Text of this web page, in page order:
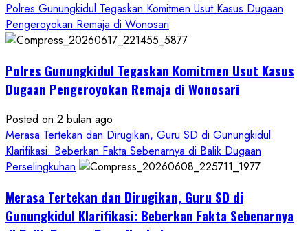
Polres Gunungkidul Tegaskan Komitmen Usut Kasus Dugaan
Pengeroyokan Remaja di Wonosari
Polres Gunungkidul Tegaskan Komitmen Usut Kasus
Dugaan Pengeroyokan Remaja di Wonosari
Posted on 2 bulan ago
Merasa Tertekan dan Dirugikan, Guru SD di Gunungkidul
Klarifikasi: Beberkan Fakta Sebenarnya di Balik Dugaan
Perselingkuhan
Merasa Tertekan dan Dirugikan, Guru SD di
Gunungkidul Klarifikasi: Beberkan Fakta Sebenarnya